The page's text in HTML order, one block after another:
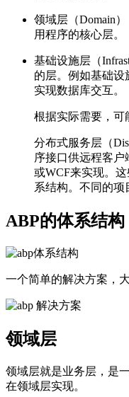
领域层（Domain
用程序的核心层。
基础设施层（
的层。例如基础设
实现数据库交互。
根据实际需要，可
分布式服务层（
序接口供远程客户
或WCF来实现。
系结构。不同的项
ABP的体系结构
一个简单的解决方案，
领域层
领域层就是业务层，是
在领域层实现。